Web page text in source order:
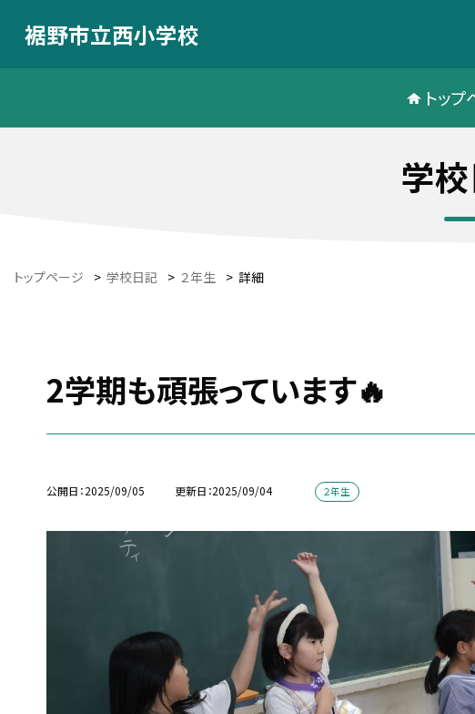
裾野市立西小学校
トッ
学
トップページ > 学校日記 > ２年生 > 詳細
2学期も頑張っています🔥
公開日 2025/09/05 更新日 2025/09/04 ２年生